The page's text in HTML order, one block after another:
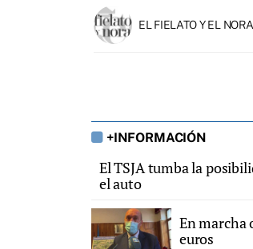
EL FIELATO Y EL NORA
+INFORMACIÓN
El TSJA tumba la
el auto
En marcha
euros